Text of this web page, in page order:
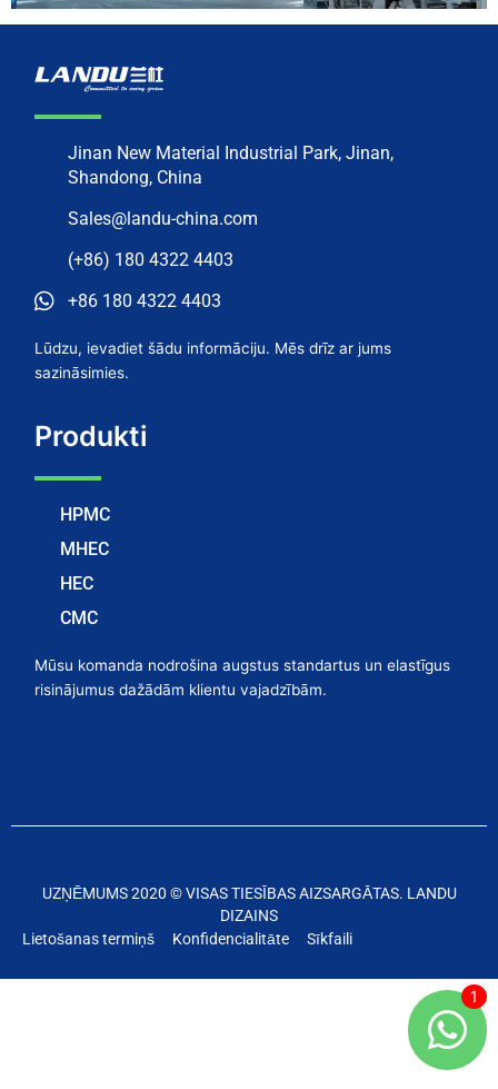
Jinan New Material Industrial Park, Jinan,
Shandong, China
Sales@landu-china.com
(+86) 180 4322 4403
+86 180 4322 4403
Lūdzu, ievadiet šādu informāciju. Mēs drīz ar jums
sazināsimies.
Produkti
HPMC
MHEC
HEC
CMC
Mūsu komanda nodrošina augstus standartus un elastīgus
risinājumus dažādām klientu vajadzībām.
UZŅĒMUMS 2020 © VISAS TIESĪBAS AIZSARGĀTAS. LANDU
DIZAINS
Lietošanas termiņš
Konfidencialitāte Sīkfaili